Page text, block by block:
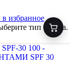
избранное
тип товара.